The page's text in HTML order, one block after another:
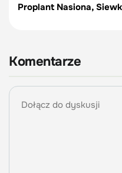
Proplant Nasiona,
Komentarze